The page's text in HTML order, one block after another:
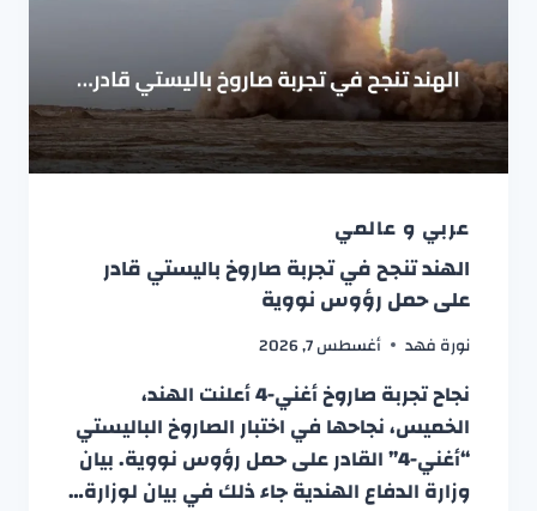
عربي و عالمي
الهند تنجح في تجربة صاروخ باليستي قادر
على حمل رؤوس نووية
نورة فهد أغسطس 7, 2026
نجاح تجربة صاروخ أغني-4 أعلنت الهند،
الخميس، نجاحها في اختبار الصاروخ الباليستي
“أغني-4” القادر على حمل رؤوس نووية. بيان
وزارة الدفاع الهندية جاء ذلك في بيان لوزارة…